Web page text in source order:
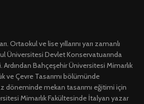
Ortaokul ve lise yıllarını yarı zamanlı
Üniversitesi Devlet Konservatuarında
Bahçeşehir Üniversitesi Mimarlık
ve Çevre Tasarımı bölümünde
döneminde mekan tasarımı eğitimi için
Mimarlık Fakültesinde İtalyan yazar